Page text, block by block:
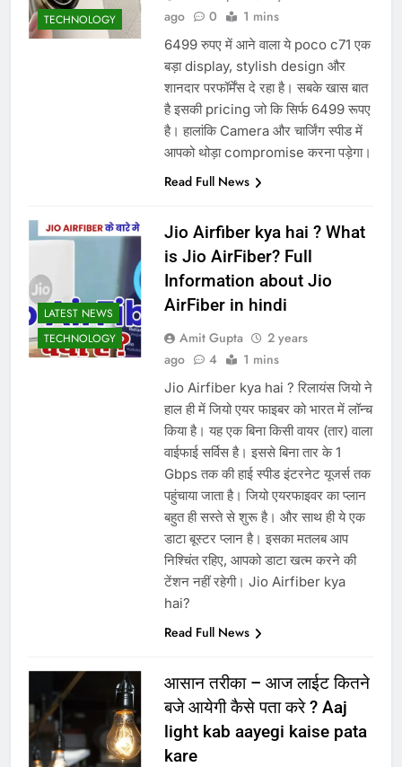
TECHNOLOGY
ago
0 1 mins
6499 रुपए में आने वाला ये poco c71 एक
बड़ा display, stylish design और
शानदार परफॉर्मेंस दे रहा है। सबके खास बात
है इसकी pricing जो कि सिर्फ 6499 रूपए
है। हालांकि Camera और चार्जिंग स्पीड में
आपको थोड़ा compromise करना पड़ेगा।
Read Full News
LATEST NEWS
TECHNOLOGY
Jio Airfiber kya hai ? What
is Jio AirFiber? Full
Information about Jio
AirFiber in hindi
Amit Gupta
2 years
ago
4 1 mins
Jio Airfiber kya hai ? रिलायंस जियो ने
हाल ही में जियो एयर फाइबर को भारत में लॉन्च
किया है। यह एक बिना किसी वायर (तार) वाला
वाईफाई सर्विस है। इससे बिना तार के 1
Gbps तक की हाई स्पीड इंटरनेट यूजर्स तक
पहुंचाया जाता है। जियो एयरफाइवर का प्लान
बहुत ही सस्ते से शुरू है। और साथ ही ये एक
डाटा बूस्टर प्लान है। इसका मतलब आप
निश्चिंत रहिए, आपको डाटा खत्म करने की
टेंशन नहीं रहेगी। Jio Airfiber kya
hai?
Read Full News
आसान तरीका – आज लाईट कितने
बजे आयेगी कैसे पता करे ? Aaj
light kab aayegi kaise pata
kare